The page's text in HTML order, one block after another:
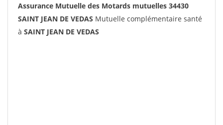
Assurance Mutuelle des Motards mutuelles 34430
SAINT JEAN DE VEDAS Mutuelle complémentaire santé
à SAINT JEAN DE VEDAS